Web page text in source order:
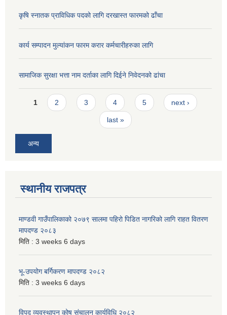
कृषि स्नातक प्राविधिक पदको लागि दरखास्त फारमको ढाँचा
कार्य सम्पादन मुल्यांकन फारम करार कर्मचारीहरुका लागि
सामाजिक सुरक्षा भत्ता नाम दर्ताका लागि दिईने निवेदनको ढांचा
Pages
1 2 3 4 5 next ›
last »
अन्य
स्थानीय राजपत्र
माण्डवी गाउँपालिकाको २०७९ सालमा पहिरो पिडित नागरिको लागि राहत वितरण
मापदण्ड २०८३
मिति : 3 weeks 6 days
भू-उपयोग बर्गिकरण मापदण्ड २०८२
मिति : 3 weeks 6 days
विपद व्यवस्थापन कोष संचालन कार्यविधि २०८२